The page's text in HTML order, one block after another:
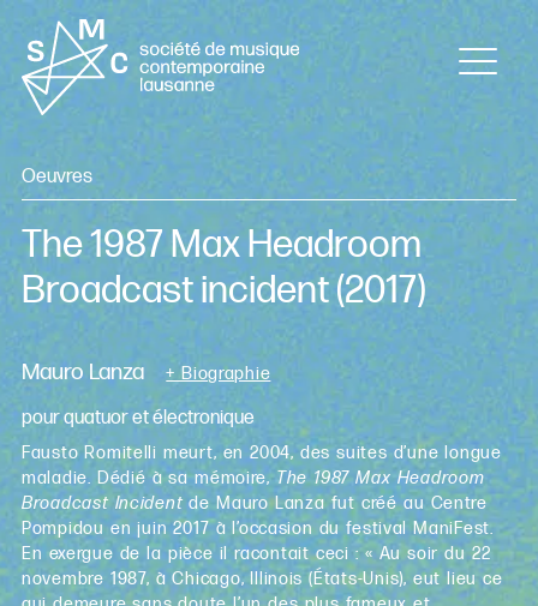
Oeuvres
The 1987 Max Headroom
Broadcast incident(2017)
Mauro Lanza + Biographie
pour quatuor et électronique
Fausto Romitelli meurt, en 2004, des suites d’une longue
maladie. Dédié à sa mémoire, The 1987 Max Headroom
Broadcast Incidentde Mauro Lanza fut créé au Centre
Pompidou en juin 2017 à l’occasion du festival ManiFest.
En exergue de la pièce il racontait ceci : « Au soir du 22
novembre 1987, à Chicago, Illinois (États-Unis), eut lieu ce